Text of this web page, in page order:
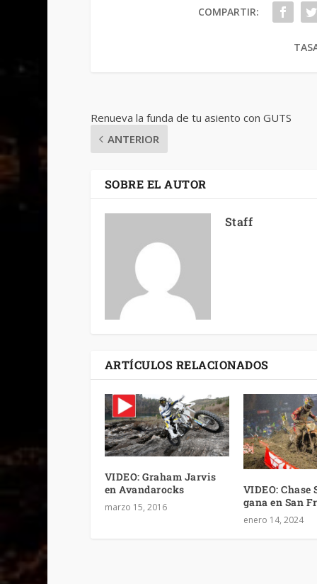
COMPARTIR:
Renueva la funda de tu asiento con GUTS
ANTERIOR
SOBRE EL AUTOR
Staff
ARTÍCULOS RELACIONADOS
VIDEO: Graham Jarvis
en Avandarocks
marzo 15, 2016
VIDEO: Chase
gana en San
enero 14, 2024